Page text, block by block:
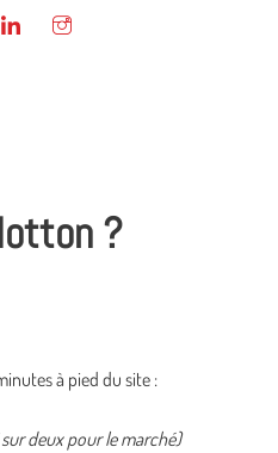
?
à pied du site :
deux pour le marché)